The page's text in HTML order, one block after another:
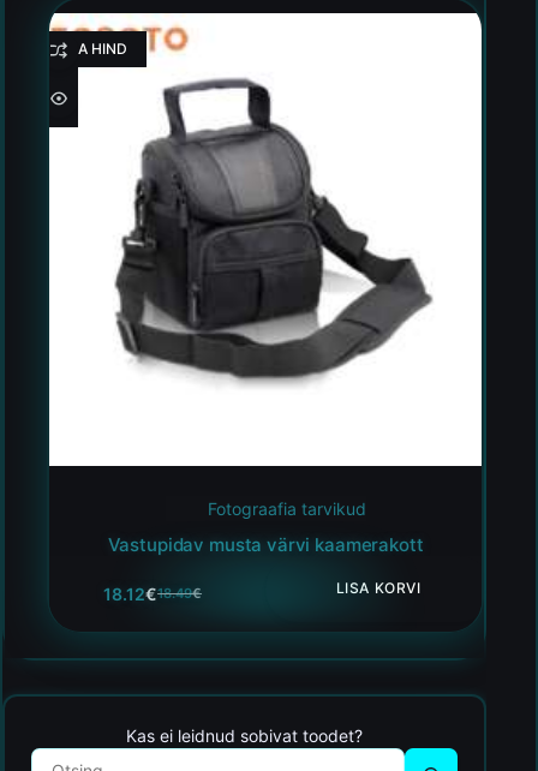
HEA HIND
Fotograafia tarvikud
Vastupidav musta värvi kaamerakott
18.49€
18.12€ LISA KORVI
Kas ei leidnud sobivat toodet?